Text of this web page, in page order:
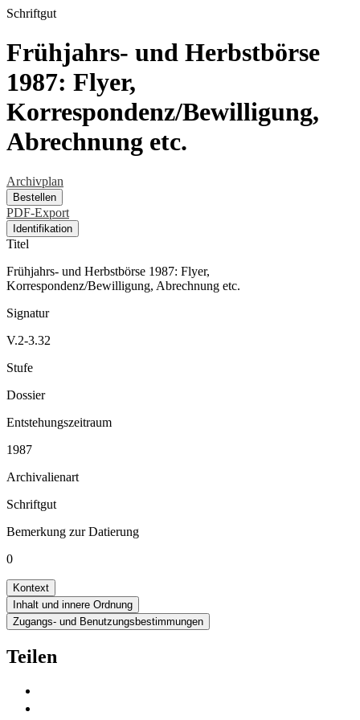
Schriftgut
Frühjahrs- und Herbstbörse
1987: Flyer,
Korrespondenz/Bewilligung,
Abrechnung etc.
Archivplan
Bestellen
PDF-Export
Identifikation
Titel
Frühjahrs- und Herbstbörse 1987: Flyer,
Korrespondenz/Bewilligung, Abrechnung etc.
Signatur
V.2-3.32
Stufe
Dossier
Entstehungszeitraum
1987
Archivalienart
Schriftgut
Bemerkung zur Datierung
0
Kontext
Inhalt und innere Ordnung
Zugangs- und Benutzungsbestimmungen
Teilen